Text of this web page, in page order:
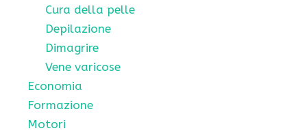
Cura della pelle
Depilazione
Dimagrire
Vene varicose
Economia
Formazione
Motori